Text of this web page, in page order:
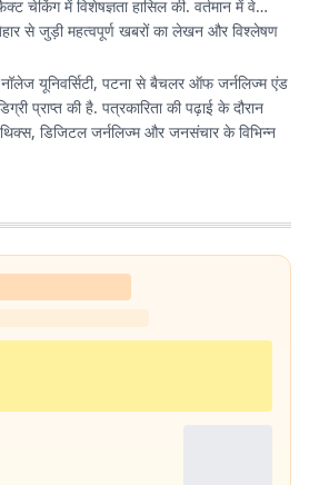
चेकिंग में विशेषज्ञता हासिल की. वर्तमान में वे
से जुड़ी महत्वपूर्ण खबरों का लेखन और विश्लेषण
यूनिवर्सिटी, पटना से बैचलर ऑफ जर्नलिज्म एंड
प्राप्त की है. पत्रकारिता की पढ़ाई के दौरान
डिजिटल जर्नलिज्म और जनसंचार के विभिन्न